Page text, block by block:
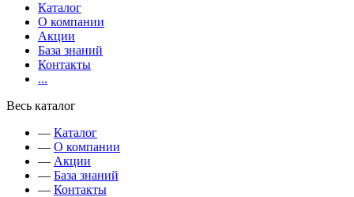
Каталог
О компании
Акции
База знаний
Контакты
...
Весь каталог
— Каталог
— О компании
— Акции
— База знаний
— Контакты